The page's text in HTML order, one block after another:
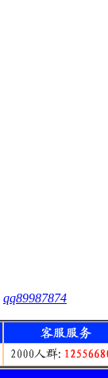
qq89987874